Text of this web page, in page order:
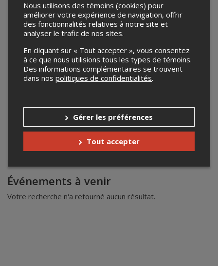
−
Leaflet| ©Mapbox©OpenStreetMap
Événements à venir
Votre recherche n'a retourné aucun résultat.
Nous utilisons des témoins (cookies) pour
améliorer votre expérience de navigation, offrir
des fonctionnalités relatives à notre site et
analyser le trafic de nos sites.
En cliquant sur « Tout accepter », vous consentez
à ce que nous utilisions tous les types de témoins.
Des informations complémentaires se trouvent
dans nos politiques de confidentialités.
Gérer les préférences
Tout accepter